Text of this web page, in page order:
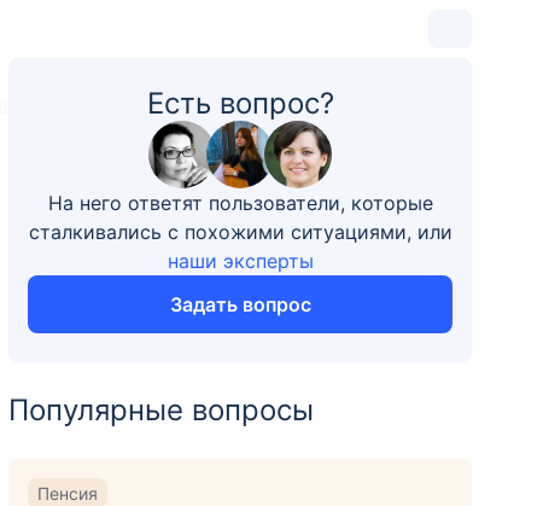
Есть вопрос?
На него ответят пользователи, которые
сталкивались с похожими ситуациями, или
наши эксперты
Задать вопрос
Популярные вопросы
Пенсия